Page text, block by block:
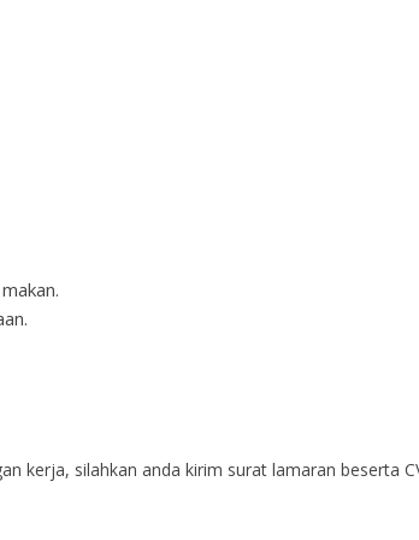
kеrjа, ѕіlаhkаn аndа kіrіm ѕurаt lаmаrаn bеѕеrtа